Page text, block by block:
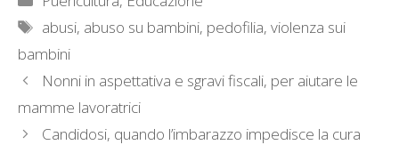
Tag
abusi, abuso su bambini, pedofilia,violenza sui
bambini
Nonni in aspettativa e sgravi fiscali, per aiutare le
mamme lavoratrici
Candidosi, quando l’imbarazzo impedisce la cura